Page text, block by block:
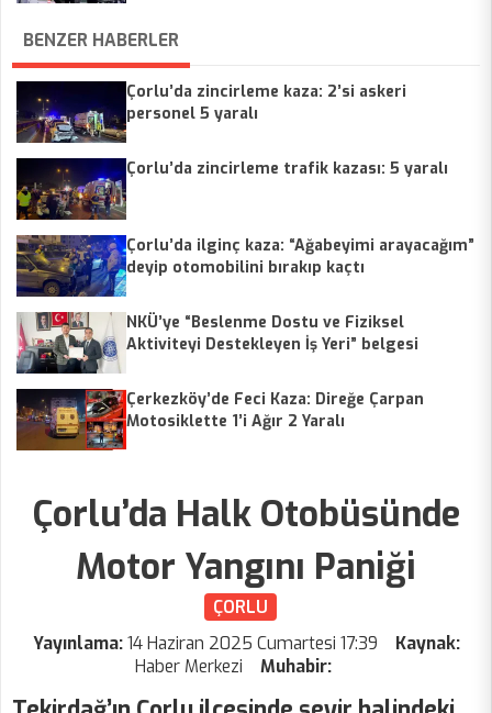
BENZER HABERLER
Çorlu’da zincirleme kaza: 2’si askeri
personel 5 yaralı
Çorlu’da zincirleme trafik kazası: 5 yaralı
Çorlu’da ilginç kaza: “Ağabeyimi arayacağım”
deyip otomobilini bırakıp kaçtı
NKÜ’ye “Beslenme Dostu ve Fiziksel
Aktiviteyi Destekleyen İş Yeri” belgesi
Çerkezköy’de Feci Kaza: Direğe Çarpan
Motosiklette 1’i Ağır 2 Yaralı
Çorlu’da Halk Otobüsünde
Motor Yangını Paniği
ÇORLU
Yayınlama:14 Haziran 2025 Cumartesi 17:39
Kaynak:
Haber Merkezi
Muhabir: